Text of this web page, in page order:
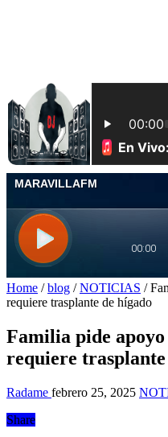
Home / blog / NOTICIAS /
requiere trasplante de hígado
Familia pide
requiere trasplante
Radame febrero 25, 2025
Share